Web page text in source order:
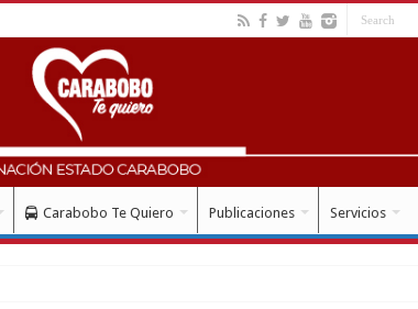
Carabobo Te Quiero Publicaciones Servicios